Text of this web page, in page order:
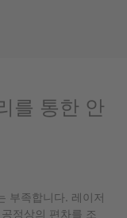
를 통한 안
부족합니다. 레이저
정상의 편차를 조